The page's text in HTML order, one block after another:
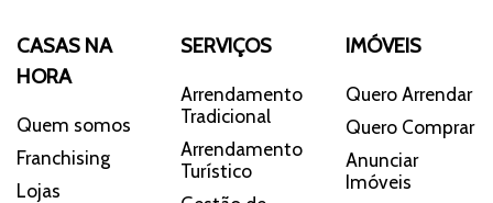
CASAS NA
HORA
Quem somos
Franchising
Lojas
SERVIÇOS
Arrendamento
Tradicional
Arrendamento
Turístico
IMÓVEIS
Quero Arrendar
Quero Comprar
Anunciar
Imóveis